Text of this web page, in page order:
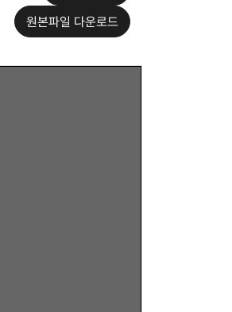
원본파일 다운로드